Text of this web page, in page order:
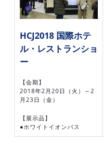
HCJ2018 国際ホテ
ル・レストランショ
ー
【会期】
2018年2月20日（火）～2
月23日（金）
【展示品】
●ホワイトイオンバス